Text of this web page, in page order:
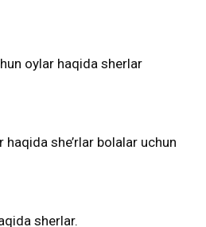
oylar haqida sherlar
haqida she’rlar bolalar uchun
sherlar.